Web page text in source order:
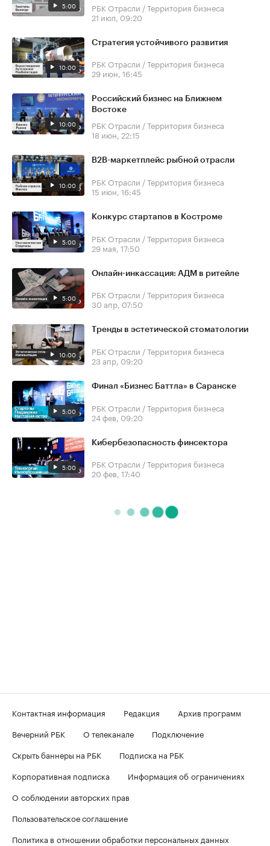
5:00
РБК Отрасли / Территория бизнеса
21 июл, 09:20
10:00
Стратегия устойчивого развития
РБК Отрасли / Территория бизнеса
29 июн, 16:45
10:00
Российский бизнес на Ближнем
Востоке
РБК Отрасли / Территория бизнеса
18 июн, 22:15
10:00
В2В-маркетплейс рыбной отрасли
РБК Отрасли / Территория бизнеса
15 июн, 16:45
5:00
Конкурс стартапов в Костроме
РБК Отрасли / Территория бизнеса
29 мая, 17:50
5:00
Онлайн-инкассация: АДМ в ритейле
РБК Отрасли / Территория бизнеса
30 апр, 07:50
10:00
Тренды в эстетической стоматологии
РБК Отрасли / Территория бизнеса
23 апр, 09:20
5:00
Финал «Бизнес Баттла» в Саранске
РБК Отрасли / Территория бизнеса
24 фев, 09:20
5:00
Кибербезопасность финсектора
РБК Отрасли / Территория бизнеса
20 фев, 17:40
Контактная информация Редакция
Архив программ
Вечерний РБК
О телеканале
Подключение
Скрыть баннеры на РБК
Подписка на РБК
Корпоративная подписка
Информация об ограничениях
О соблюдении авторских прав
Пользовательское соглашение
Политика в отношении обработки персональных данных